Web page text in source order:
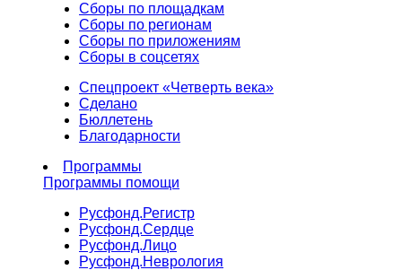
Сборы по площадкам
Сборы по регионам
Сборы по приложениям
Сборы в соцсетях
Спецпроект «Четверть века»
Сделано
Бюллетень
Благодарности
Программы
Программы помощи
Русфонд.Регистр
Русфонд.Сердце
Русфонд.Лицо
Русфонд.Неврология